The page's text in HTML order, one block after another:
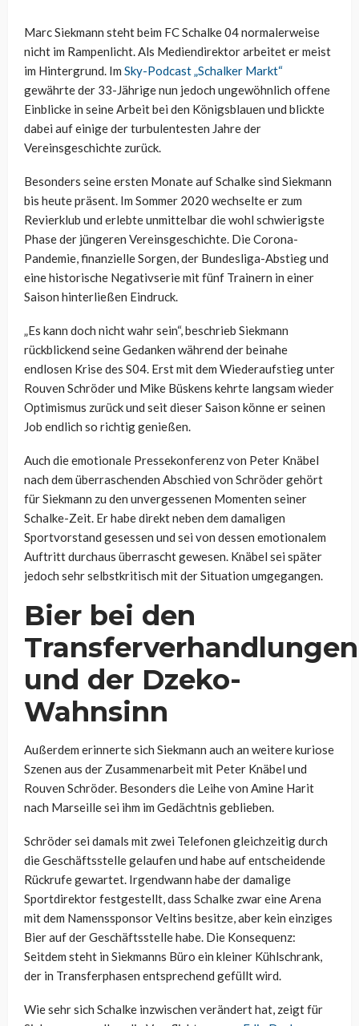
Marc Siekmann steht beim FC Schalke 04 normalerweise
nicht im Rampenlicht. Als Mediendirektor arbeitet er meist
im Hintergrund. Im Sky-Podcast „Schalker Markt“
gewährte der 33-Jährige nun jedoch ungewöhnlich offene
Einblicke in seine Arbeit bei den Königsblauen und blickte
dabei auf einige der turbulentesten Jahre der
Vereinsgeschichte zurück.
Besonders seine ersten Monate auf Schalke sind Siekmann
bis heute präsent. Im Sommer 2020 wechselte er zum
Revierklub und erlebte unmittelbar die wohl schwierigste
Phase der jüngeren Vereinsgeschichte. Die Corona-
Pandemie, finanzielle Sorgen, der Bundesliga-Abstieg und
eine historische Negativserie mit fünf Trainern in einer
Saison hinterließen Eindruck.
„Es kann doch nicht wahr sein“, beschrieb Siekmann
rückblickend seine Gedanken während der beinahe
endlosen Krise des S04. Erst mit dem Wiederaufstieg unter
Rouven Schröder und Mike Büskens kehrte langsam wieder
Optimismus zurück und seit dieser Saison könne er seinen
Job endlich so richtig genießen.
Auch die emotionale Pressekonferenz von Peter Knäbel
nach dem überraschenden Abschied von Schröder gehört
für Siekmann zu den unvergessenen Momenten seiner
Schalke-Zeit. Er habe direkt neben dem damaligen
Sportvorstand gesessen und sei von dessen emotionalem
Auftritt durchaus überrascht gewesen. Knäbel sei später
jedoch sehr selbstkritisch mit der Situation umgegangen.
Bier bei den
Transferverhandlungen
und der Dzeko-
Wahnsinn
Außerdem erinnerte sich Siekmann auch an weitere kuriose
Szenen aus der Zusammenarbeit mit Peter Knäbel und
Rouven Schröder. Besonders die Leihe von Amine Harit
nach Marseille sei ihm im Gedächtnis geblieben.
Schröder sei damals mit zwei Telefonen gleichzeitig durch
die Geschäftsstelle gelaufen und habe auf entscheidende
Rückrufe gewartet. Irgendwann habe der damalige
Sportdirektor festgestellt, dass Schalke zwar eine Arena
mit dem Namenssponsor Veltins besitze, aber kein einziges
Bier auf der Geschäftsstelle habe. Die Konsequenz:
Seitdem steht in Siekmanns Büro ein kleiner Kühlschrank,
der in Transferphasen entsprechend gefüllt wird.
Wie sehr sich Schalke inzwischen verändert hat, zeigt für